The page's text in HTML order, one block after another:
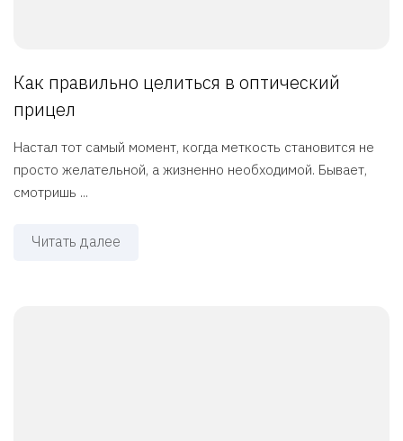
Как правильно целиться в оптический
прицел
Настал тот самый момент, когда меткость становится не
просто желательной, а жизненно необходимой. Бывает,
смотришь ...
Читать далее